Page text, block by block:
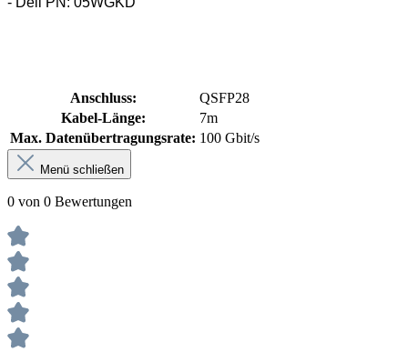
Anschluss:
QSFP28
Kabel-Länge:
7m
Max. Datenübertragungsrate: 100 Gbit/s
Menü schließen
0 von 0 Bewertungen